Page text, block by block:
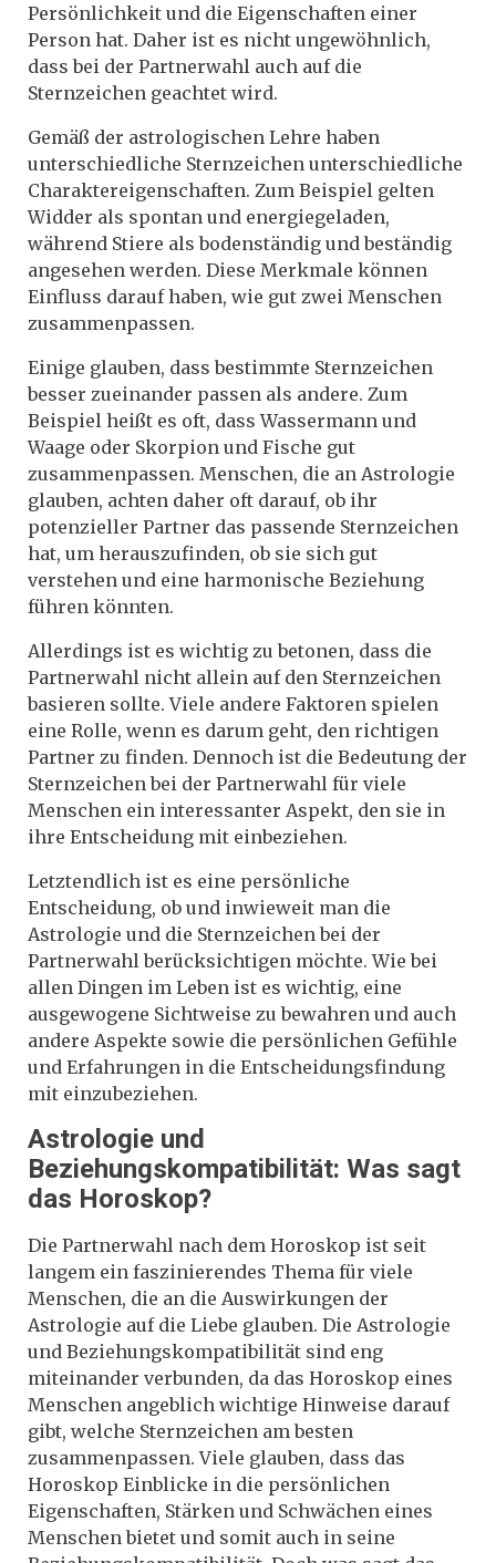
Persönlichkeit und die Eigenschaften einer
Person hat. Daher ist es nicht ungewöhnlich,
dass bei der Partnerwahl auch auf die
Sternzeichen geachtet wird.
Gemäß der astrologischen Lehre haben
unterschiedliche Sternzeichen unterschiedliche
Charaktereigenschaften. Zum Beispiel gelten
Widder als spontan und energiegeladen,
während Stiere als bodenständig und beständig
angesehen werden. Diese Merkmale können
Einfluss darauf haben, wie gut zwei Menschen
zusammenpassen.
Einige glauben, dass bestimmte Sternzeichen
besser zueinander passen als andere. Zum
Beispiel heißt es oft, dass Wassermann und
Waage oder Skorpion und Fische gut
zusammenpassen. Menschen, die an Astrologie
glauben, achten daher oft darauf, ob ihr
potenzieller Partner das passende Sternzeichen
hat, um herauszufinden, ob sie sich gut
verstehen und eine harmonische Beziehung
führen könnten.
Allerdings ist es wichtig zu betonen, dass die
Partnerwahl nicht allein auf den Sternzeichen
basieren sollte. Viele andere Faktoren spielen
eine Rolle, wenn es darum geht, den richtigen
Partner zu finden. Dennoch ist die Bedeutung der
Sternzeichen bei der Partnerwahl für viele
Menschen ein interessanter Aspekt, den sie in
ihre Entscheidung mit einbeziehen.
Letztendlich ist es eine persönliche
Entscheidung, ob und inwieweit man die
Astrologie und die Sternzeichen bei der
Partnerwahl berücksichtigen möchte. Wie bei
allen Dingen im Leben ist es wichtig, eine
ausgewogene Sichtweise zu bewahren und auch
andere Aspekte sowie die persönlichen Gefühle
und Erfahrungen in die Entscheidungsfindung
mit einzubeziehen.
Astrologie und
Beziehungskompatibilität: Was sagt
das Horoskop?
Die Partnerwahl nach dem Horoskop ist seit
langem ein faszinierendes Thema für viele
Menschen, die an die Auswirkungen der
Astrologie auf die Liebe glauben. Die Astrologie
und Beziehungskompatibilität sind eng
miteinander verbunden, da das Horoskop eines
Menschen angeblich wichtige Hinweise darauf
gibt, welche Sternzeichen am besten
zusammenpassen. Viele glauben, dass das
Horoskop Einblicke in die persönlichen
Eigenschaften, Stärken und Schwächen eines
Menschen bietet und somit auch in seine